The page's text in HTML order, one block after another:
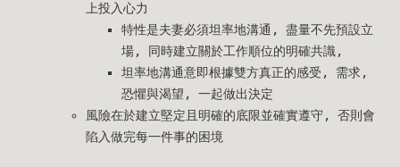
上投入心力
特性是夫妻必須坦率地溝通, 盡量不先預設立
場, 同時建立關於工作順位的明確共識,
坦率地溝通意即根據雙方真正的感受, 需求,
恐懼與渴望, 一起做出決定
風險在於建立堅定且明確的底限並確實遵守, 否則會
陷入做完每一件事的困境